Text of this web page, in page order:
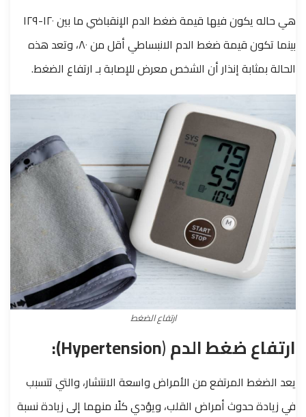
هي حاله يكون فيها قيمة ضغط الدم الإنقباضي ما بين ١٢٠-١٢٩
بينما تكون قيمة ضغط الدم الانبساطي أقل من ٨٠، وتعد هذه
الحالة بمثابة إنذار أن الشخص معرض للإصابة بـ ارتفاع الضغط.
ارتفاع الضغط
ارتفاع ضغط الدم(
Hypertension
):
يعد الضغط المرتفع من الأمراض واسعة الانتشار، والتي تتسبب
في زيادة حدوث أمراض القلب، ويؤدي كلًا منهما إلى زيادة نسبة